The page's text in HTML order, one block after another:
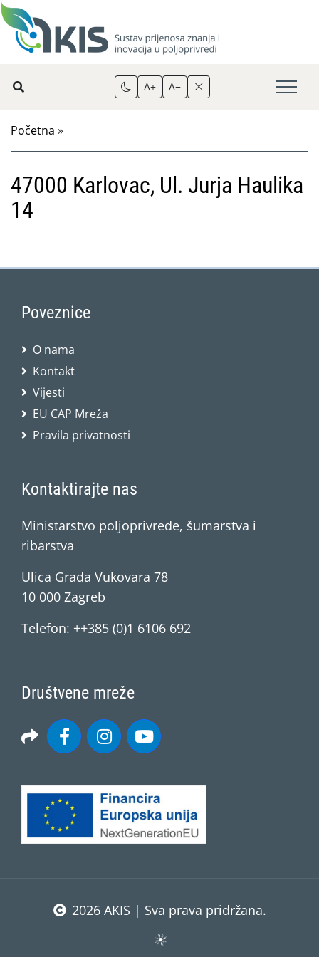
A+ A−
Početna »
47000 Karlovac, Ul. Jurja Haulika
14
Poveznice
O nama
Kontakt
Vijesti
EU CAP Mreža
Pravila privatnosti
Kontaktirajte nas
Ministarstvo poljoprivrede, šumarstva i
ribarstva
Ulica Grada Vukovara 78
10 000 Zagreb
Telefon: ++385 (0)1 6106 692
Društvene mreže
2026 AKIS | Sva prava pridržana.